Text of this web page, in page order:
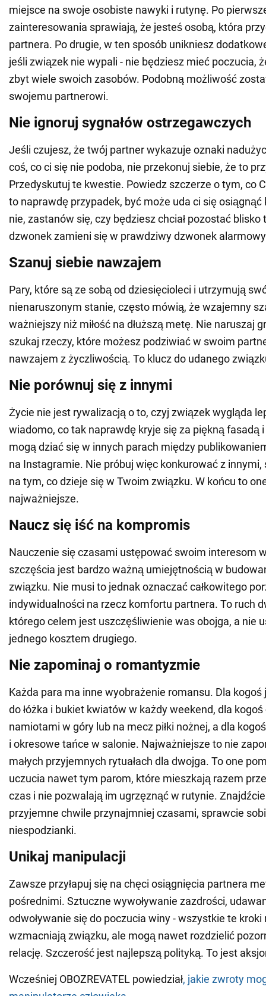
miejsce na swoje osobiste nawyki i rutynę. Po
zainteresowania sprawiają, że jesteś osobą, która
partnera. Po drugie, w ten sposób unikniesz
jeśli związek nie wypali - nie będziesz mieć poczucia,
zbyt wiele swoich zasobów. Podobną możliwość
swojemu partnerowi.
Nie ignoruj sygnałów ostrzegawczych
Jeśli czujesz, że twój partner wykazuje oznaki
coś, co ci się nie podoba, nie przekonuj siebie, że to
Przedyskutuj te kwestie. Powiedz szczerze o tym, co
to naprawdę przypadek, być może uda ci się
nie, zastanów się, czy będziesz chciał pozostać blisko
dzwonek zamieni się w prawdziwy dzwonek
Szanuj siebie nawzajem
Pary, które są ze sobą od dziesięcioleci i utrzymują
nienaruszonym stanie, często mówią, że wzajemny
ważniejszy niż miłość na dłuższą metę. Nie naruszaj
szukaj rzeczy, które możesz podziwiać w swoim
nawzajem z życzliwością. To klucz do udanego
Nie porównuj się z innymi
Życie nie jest rywalizacją o to, czyj związek wygląda
wiadomo, co tak naprawdę kryje się za piękną fasadą
mogą dziać się w innych parach między
na Instagramie. Nie próbuj więc konkurować z innymi,
na tym, co dzieje się w Twoim związku. W końcu to
najważniejsze.
Naucz się iść na kompromis
Nauczenie się czasami ustępować swoim interesom
szczęścia jest bardzo ważną umiejętnością w
związku. Nie musi to jednak oznaczać całkowitego
indywidualności na rzecz komfortu partnera. To ruch
którego celem jest uszczęśliwienie was obojga, a nie
jednego kosztem drugiego.
Nie zapominaj o romantyzmie
Każda para ma inne wyobrażenie romansu. Dla
do łóżka i bukiet kwiatów w każdy weekend, dla
namiotami w góry lub na mecz piłki nożnej, a dla
i okresowe tańce w salonie. Najważniejsze to nie
małych przyjemnych rytuałach dla dwojga. To one
uczucia nawet tym parom, które mieszkają razem
czas i nie pozwalają im ugrzęznąć w rutynie.
przyjemne chwile przynajmniej czasami, sprawcie
niespodzianki.
Unikaj manipulacji
Zawsze przyłapuj się na chęci osiągnięcia partnera
pośrednimi. Sztuczne wywoływanie zazdrości,
odwoływanie się do poczucia winy - wszystkie te kroki
wzmacniają związku, ale mogą nawet rozdzielić
relację. Szczerość jest najlepszą polityką. To jest
Wcześniej OBOZREVATEL powiedział, jakie zwroty